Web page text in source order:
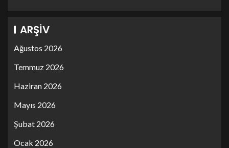
ARŞIV
Ağustos 2026
Temmuz 2026
Haziran 2026
Mayıs 2026
Şubat 2026
Ocak 2026